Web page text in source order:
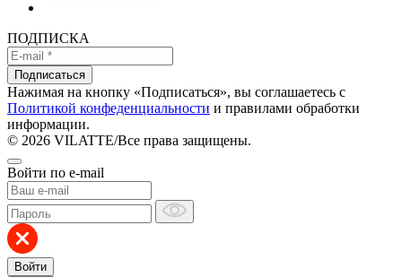
ПОДПИСКА
Подписаться
Нажимая на кнопку «Подписаться», вы соглашаетесь с
Политикой конфеденциальности и правилами обработки
информации.
© 2026 VILATTE/Все права защищены.
Войти по e-mail
Войти